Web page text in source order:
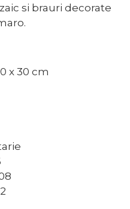
si brauri decorate
x 30 cm